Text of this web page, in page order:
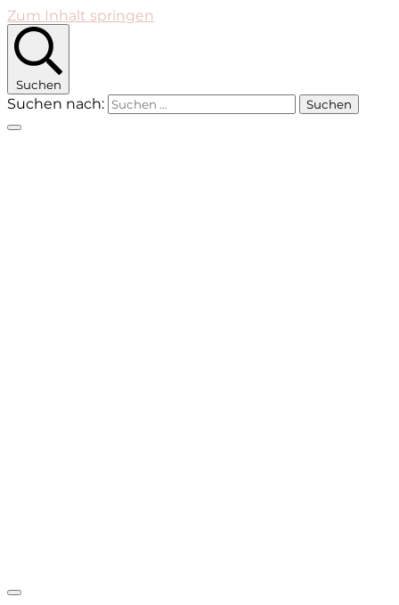
Zum Inhalt springen
Suchen
Suchen nach: